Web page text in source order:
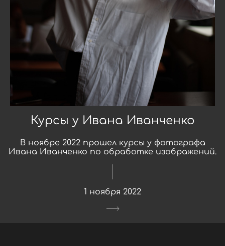
Курсы у Ивана Иванченко
В ноябре 2022 прошел курсы у фотографа
Ивана Иванченко по обработке изображений.
1 ноября 2022